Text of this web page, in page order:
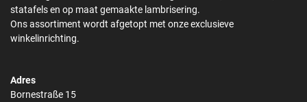
statafels en op maat gemaakte lambrisering.
Ons assortiment wordt afgetopt met onze exclusieve
winkelinrichting.
Adres
Bornestraße 15